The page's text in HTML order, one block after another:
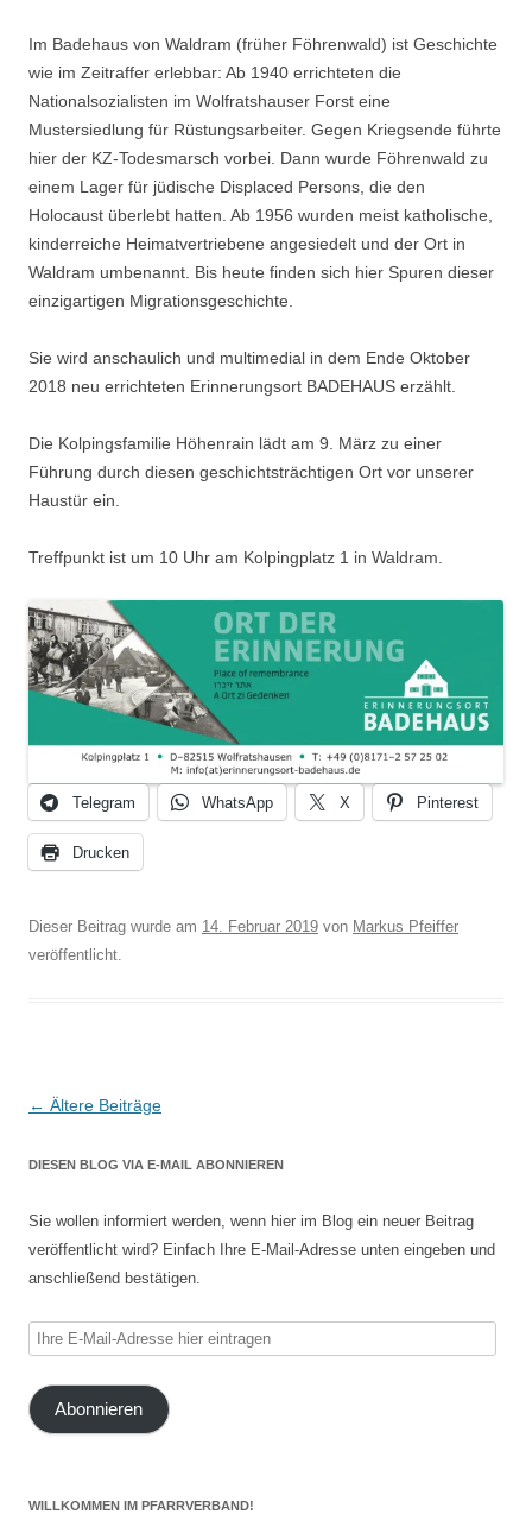
Im Badehaus von Waldram (früher Föhrenwald) ist Geschichte
wie im Zeitraffer erlebbar: Ab 1940 errichteten die
Nationalsozialisten im Wolfratshauser Forst eine
Mustersiedlung für Rüstungsarbeiter. Gegen Kriegsende führte
hier der KZ-Todesmarsch vorbei. Dann wurde Föhrenwald zu
einem Lager für jüdische Displaced Persons, die den
Holocaust überlebt hatten. Ab 1956 wurden meist katholische,
kinderreiche Heimatvertriebene angesiedelt und der Ort in
Waldram umbenannt. Bis heute finden sich hier Spuren dieser
einzigartigen Migrationsgeschichte.
Sie wird anschaulich und multimedial in dem Ende Oktober
2018 neu errichteten Erinnerungsort BADEHAUS erzählt.
Die Kolpingsfamilie Höhenrain lädt am 9. März zu einer
Führung durch diesen geschichtsträchtigen Ort vor unserer
Haustür ein.
Treffpunkt ist um 10 Uhr am Kolpingplatz 1 in Waldram.
Telegram WhatsApp X Pinterest
Drucken
Dieser Beitrag wurde am 14. Februar 2019 von Markus Pfeiffer
veröffentlicht.
Beitragsnavigation
← Ältere Beiträge
DIESEN BLOG VIA E-MAIL ABONNIEREN
Sie wollen informiert werden, wenn hier im Blog ein neuer Beitrag
veröffentlicht wird? Einfach Ihre E-Mail-Adresse unten eingeben und
anschließend bestätigen.
Ihre
Mail-
Adresse
Abonnieren
WILLKOMMEN IM PFARRVERBAND!